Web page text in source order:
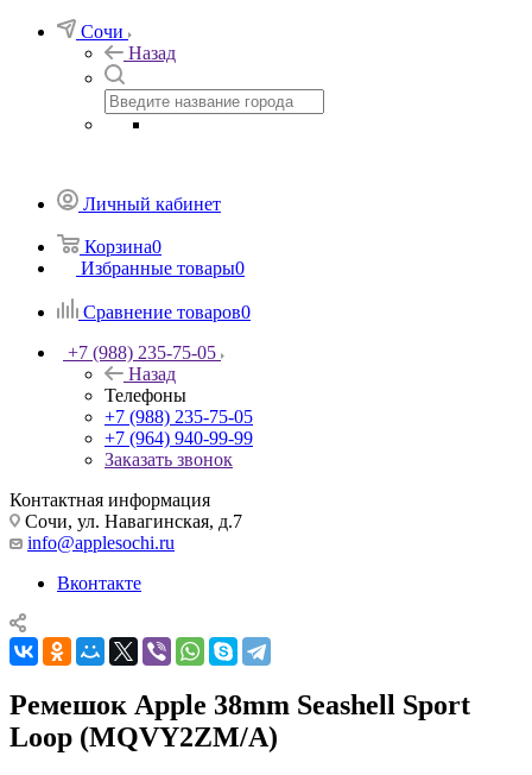
Сочи
Назад
Личный кабинет
Корзина0
Избранные товары0
Сравнение товаров0
+7 (988) 235-75-05
Назад
Телефоны
+7 (988) 235-75-05
+7 (964) 940-99-99
Заказать звонок
Контактная информация
Сочи, ул. Навагинская, д.7
info@applesochi.ru
Вконтакте
Ремешок Apple 38mm Seashell Sport
Loop (MQVY2ZM/A)